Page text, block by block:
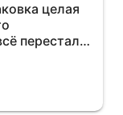
целая
перестал
, очень